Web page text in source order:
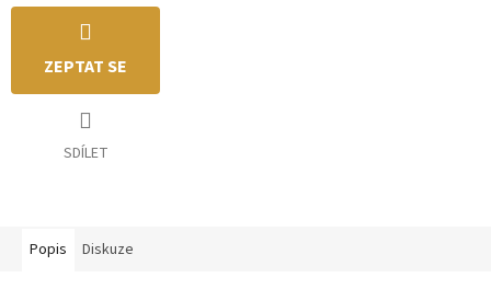
ZEPTAT SE
SDÍLET
Popis Diskuze